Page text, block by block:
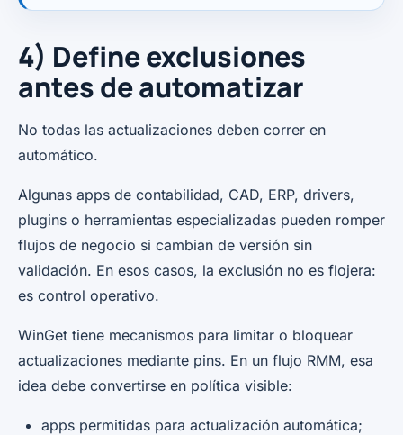
4) Define exclusiones
antes de automatizar
No todas las actualizaciones deben correr en
automático.
Algunas apps de contabilidad, CAD, ERP, drivers,
plugins o herramientas especializadas pueden romper
flujos de negocio si cambian de versión sin
validación. En esos casos, la exclusión no es flojera:
es control operativo.
WinGet tiene mecanismos para limitar o bloquear
actualizaciones mediante pins. En un flujo RMM, esa
idea debe convertirse en política visible:
apps permitidas para actualización automática;